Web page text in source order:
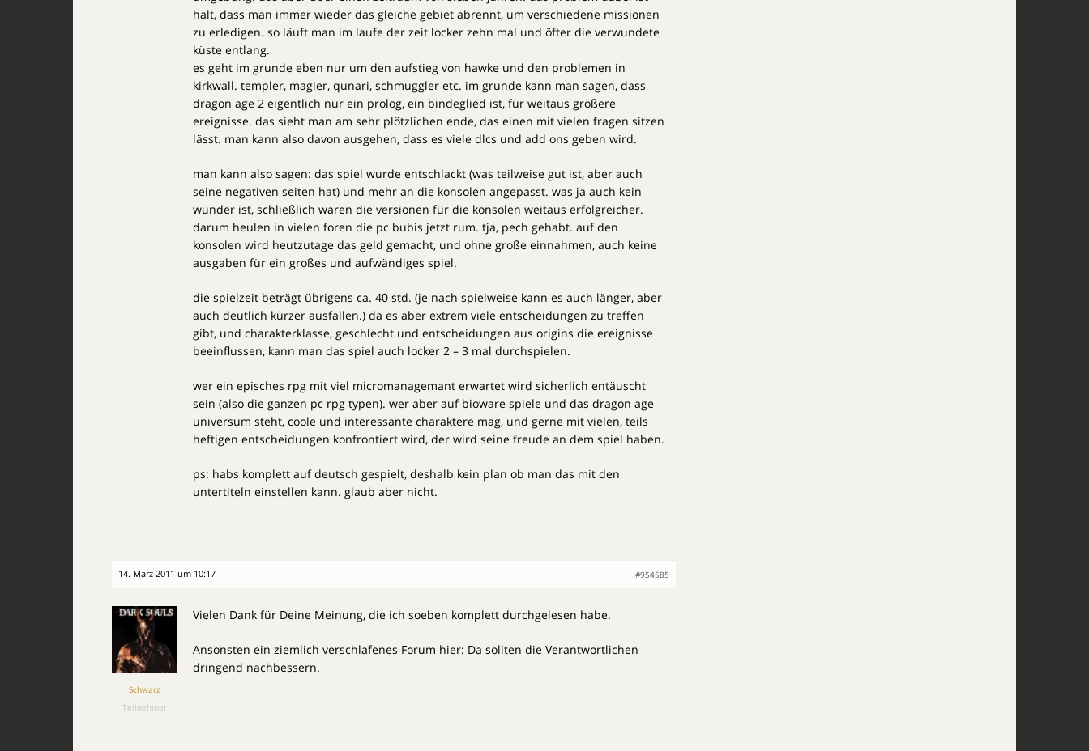
halt, dass man immer wieder das gleiche gebiet abrennt, um verschiedene missionen
zu erledigen. so läuft man im laufe der zeit locker zehn mal und öfter die verwundete
küste entlang.
es geht im grunde eben nur um den aufstieg von hawke und den problemen in
kirkwall. templer, magier, qunari, schmuggler etc. im grunde kann man sagen, dass
dragon age 2 eigentlich nur ein prolog, ein bindeglied ist, für weitaus größere
ereignisse. das sieht man am sehr plötzlichen ende, das einen mit vielen fragen sitzen
lässt. man kann also davon ausgehen, dass es viele dlcs und add ons geben wird.
man kann also sagen: das spiel wurde entschlackt (was teilweise gut ist, aber auch
seine negativen seiten hat) und mehr an die konsolen angepasst. was ja auch kein
wunder ist, schließlich waren die versionen für die konsolen weitaus erfolgreicher.
darum heulen in vielen foren die pc bubis jetzt rum. tja, pech gehabt. auf den
konsolen wird heutzutage das geld gemacht, und ohne große einnahmen, auch keine
ausgaben für ein großes und aufwändiges spiel.
die spielzeit beträgt übrigens ca. 40 std. (je nach spielweise kann es auch länger, aber
auch deutlich kürzer ausfallen.) da es aber extrem viele entscheidungen zu treffen
gibt, und charakterklasse, geschlecht und entscheidungen aus origins die ereignisse
beeinflussen, kann man das spiel auch locker 2 – 3 mal durchspielen.
wer ein episches rpg mit viel micromanagemant erwartet wird sicherlich entäuscht
sein (also die ganzen pc rpg typen). wer aber auf bioware spiele und das dragon age
universum steht, coole und interessante charaktere mag, und gerne mit vielen, teils
heftigen entscheidungen konfrontiert wird, der wird seine freude an dem spiel haben.
ps: habs komplett auf deutsch gespielt, deshalb kein plan ob man das mit den
untertiteln einstellen kann. glaub aber nicht.
14. März 2011 um 10:17 #954585
Schwarz
Teilnehmer
Vielen Dank für Deine Meinung, die ich soeben komplett durchgelesen habe.
Ansonsten ein ziemlich verschlafenes Forum hier: Da sollten die Verantwortlichen
dringend nachbessern.